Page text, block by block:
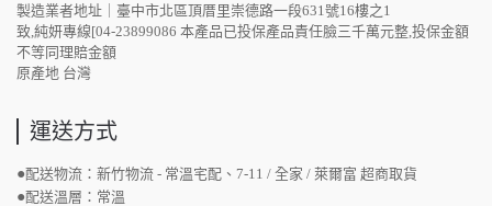
製造業者地址｜臺中市北區頂厝里崇德路一段631號16樓之1
致,純妍專線[04-23899086 本產品已投保產品責任臉三千萬元整,投保金額
不等同理賠金額
原產地 台灣
運送方式
●配送物流：新竹物流 - 常溫宅配、7-11 / 全家 / 萊爾富 超商取貨
●配送溫層：常溫